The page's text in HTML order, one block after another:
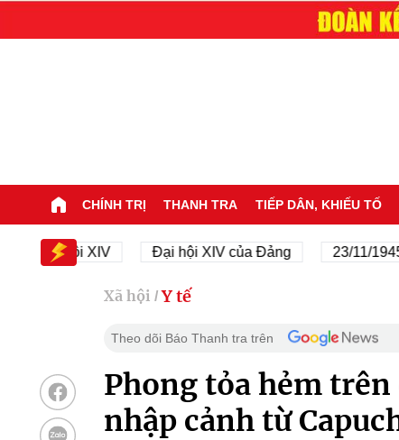
CHÍNH TRỊ THANH TRA TIẾP DÂN, KHIẾU TỐ
hội XIV Đại hội XIV của Đảng 23/11/1945 - 23/
Xã hội / Y tế
Theo dõi Báo Thanh tra trên
Phong tỏa hẻm trên
nhập cảnh từ